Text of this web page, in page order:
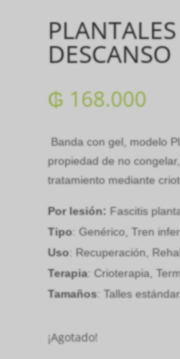
DESCANSO
₲ 168.000
Banda con gel, modelo
propiedad de no
tratamiento mediante
Por lesión: Fascitis
Tipo: Genérico, Tren
Uso: Recuperación,
Terapia: Crioterapia,
Tamaños: Talles
¡Agotado!